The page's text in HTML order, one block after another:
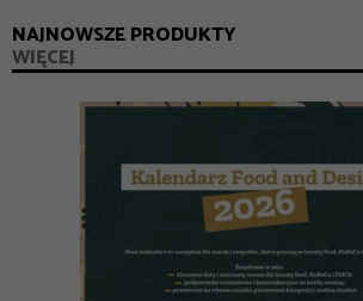
NAJNOWSZE PRODUKTY
WIĘCEJ